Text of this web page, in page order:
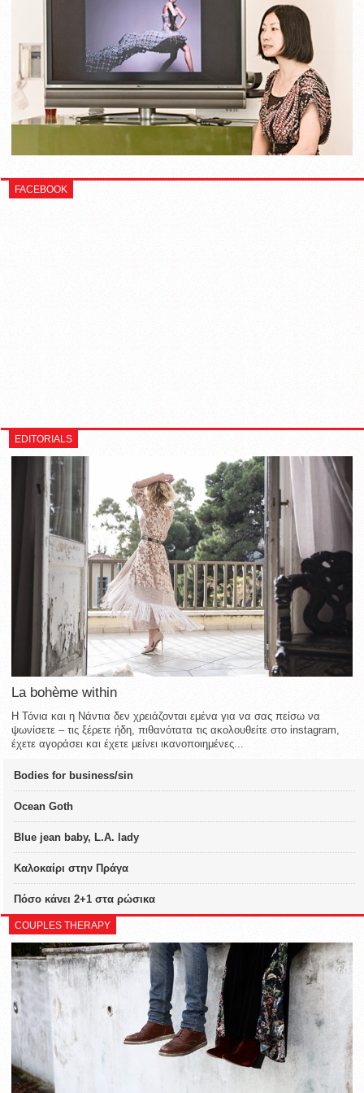
FACEBOOK
EDITORIALS
La bohème within
Η Τόνια και η Νάντια δεν χρειάζονται εμένα για να σας πείσω να
ψωνίσετε – τις ξέρετε ήδη, πιθανότατα τις ακολουθείτε στο instagram,
έχετε αγοράσει και έχετε μείνει ικανοποιημένες...
Bodies for business/sin
Ocean Goth
Blue jean baby, L.A. lady
Καλοκαίρι στην Πράγα
Πόσο κάνει 2+1 στα ρώσικα
COUPLES THERAPY